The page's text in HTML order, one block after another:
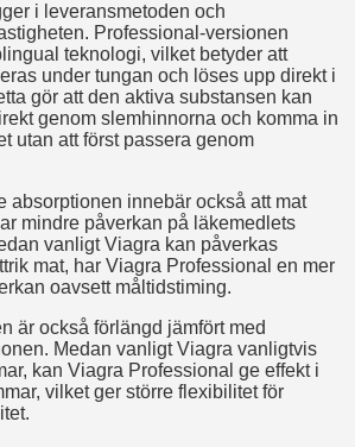
i leveransmetoden och
Professional-versionen
teknologi, vilket betyder att
under tungan och löses upp direkt i
gör att den aktiva substansen kan
genom slemhinnorna och komma in
utan att först passera genom
absorptionen innebär också att mat
mindre påverkan på läkemedlets
vanligt Viagra kan påverkas
mat, har Viagra Professional en mer
oavsett måltidstiming.
är också förlängd jämfört med
Medan vanligt Viagra vanligtvis
kan Viagra Professional ge effekt i
vilket ger större flexibilitet för